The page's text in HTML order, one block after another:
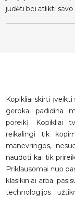
judėti bei atlikti savo
Kopikliai skirti
gerokai padidina
poreikį. Kopikliai
reikalingi tik
manevringos,
naudoti kai tik
Priklausomai nuo
klasikiniai arba
technologijos